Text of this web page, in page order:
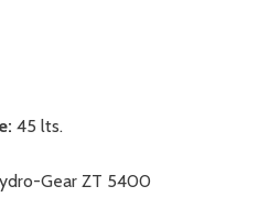
45 lts.
Gear ZT 5400